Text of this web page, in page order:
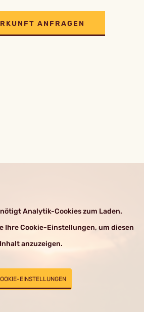
ANFRAGEN
Analytik-Cookies zum Laden.
Ihre Cookie-Einstellungen, um diesen
Inhalt anzuzeigen.
EINSTELLUNGEN